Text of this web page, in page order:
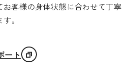
客様の身体状態に合わせて丁寧
。
ート